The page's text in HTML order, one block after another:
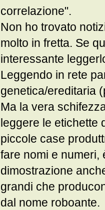
correlazione".
Non ho trovato
molto in fretta. Se
interessante
Leggendo in rete
genetica/ereditaria
Ma la vera
leggere le etichette
piccole case
fare nomi e numeri,
dimostrazione
grandi che
dal nome roboante.